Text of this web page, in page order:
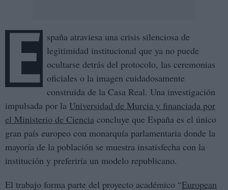
E spaña atraviesa una crisis silenciosa de
legitimidad institucional que ya no puede
ocultarse detrás del protocolo, las ceremonias
oficiales o la imagen cuidadosamente
construida de la Casa Real. Una investigación
impulsada por la Universidad de Murcia y financiada por
el Ministerio de Ciencia concluye que España es el único
gran país europeo con monarquía parlamentaria donde la
mayoría de la población se muestra insatisfecha con la
institución y preferiría un modelo republicano.
El trabajo forma parte del proyecto académico “European